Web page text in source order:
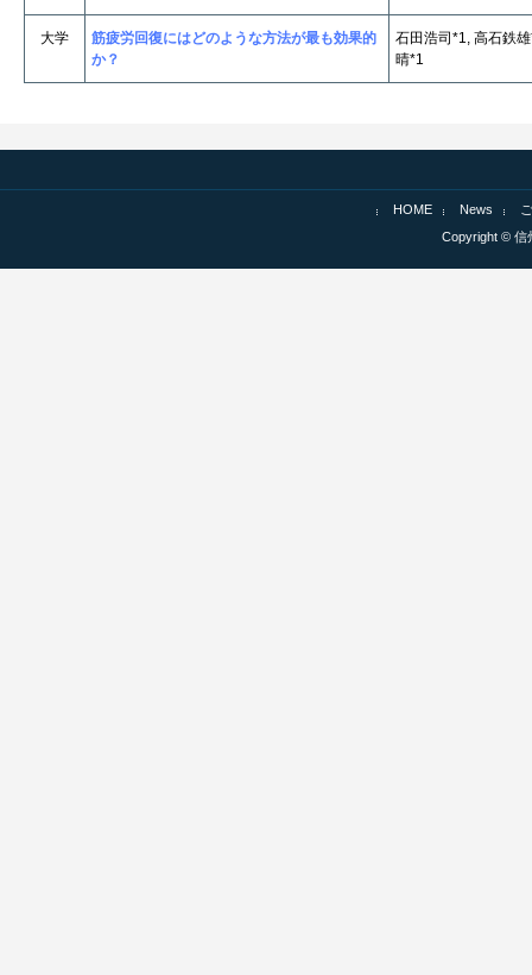
大学
筋疲労回復にはどのような方法が最も効果的
か？
石田浩司*1, 高石鉄
晴*1
HOME News
Copyright © 信